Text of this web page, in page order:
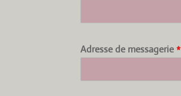
Adresse de messagerie*